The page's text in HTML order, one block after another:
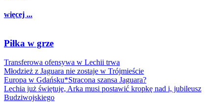
więcej ...
Piłka w grze
Transferowa ofensywa w Lechii trwa
Młodzież z Jaguara nie zostaje w Trójmieście
Europa w Gdańsku*Stracona szansa Jaguara?
Lechia już świętuje, Arka musi postawić kropkę nad i, jubileusz
Budziwojskiego